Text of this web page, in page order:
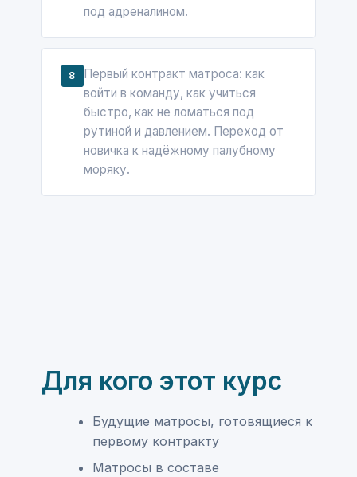
под адреналином.
8
Первый контракт матроса: как
войти в команду, как учиться
быстро, как не ломаться под
рутиной и давлением. Переход от
новичка к надёжному палубному
моряку.
Для кого этот курс
Будущие матросы, готовящиеся к
первому контракту
Матросы в составе